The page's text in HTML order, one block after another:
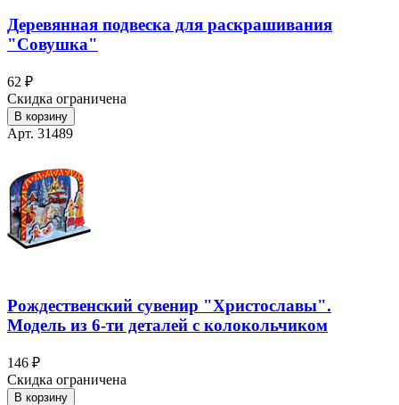
Деревянная подвеска для раскрашивания
"Совушка"
62 ₽
Скидка ограничена
В корзину
Арт. 31489
Рождественский сувенир "Христославы".
Модель из 6-ти деталей с колокольчиком
146 ₽
Скидка ограничена
В корзину